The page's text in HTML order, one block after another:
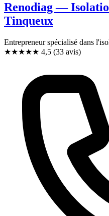
Renodiag —
Tinqueux
Entrepreneur spécialisé dans
★★★★★ 4,5 (33 avis)